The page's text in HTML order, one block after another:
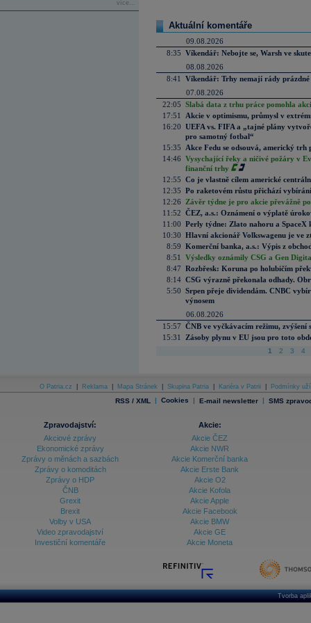
více...
Aktuální komentáře
09.08.2026
8:35 Víkendář: Nebojte se, Warsh ve
08.08.2026
8:41
Víkendář: Trhy nemají rády prázdné
07.08.2026
22:05 Slabá data z trhu práce pomohla
17:51
Akcie v optimismu, průmysl v
16:20 UEFA vs. FIFA a „tajné plány
pro samotný fotbal“
15:35
Akce Fedu se odsouvá, americký
14:46 Vysychající řeky a ničivé požáry v
finanční trhy
12:55 Co je vlastně cílem americké
12:35 Po raketovém růstu přichází
12:26
Závěr týdne je pro akcie převážně
11:52 ČEZ, a.s.: Oznámení o výplatě
11:00 Perly týdne: Zlato nahoru a SpaceX
10:30 Hlavní akcionář Volkswagenu je ve
8:59 Komerční banka, a.s.: Výpis z
8:51
Výsledky oznámily CSG a Gen
8:47 Rozbřesk: Koruna po holubičím
8:14 CSG výrazně překonala odhady.
5:50 Srpen přeje dividendám. CNBC
výnosem
06.08.2026
15:57 ČNB ve vyčkávacím režimu, zvýšení
15:31
Zásoby plynu v EU jsou pro toto
1 2 3 4
O Patria.cz Reklama Mapa Stránek Skupina Patria Kariéra v Patrii Podmínky
RSS / XML | Cookies | E-mail newsletter | SMS
Zpravodajství:
Akciové zprávy
Ekonomické zprávy
Zprávy o měnách a sazbách
Zprávy o komoditách
Zprávy o HDP
ČNB
Grexit
Brexit
Volby v USA
Video zpravodajství
Investiční komentáře
Akcie:
Akcie ČEZ
Akcie NWR
Akcie Komerční banka
Akcie Erste Bank
Akcie O2
Akcie Kofola
Akcie Apple
Akcie Facebook
Akcie BMW
Akcie GE
Akcie Moneta
Tvorba